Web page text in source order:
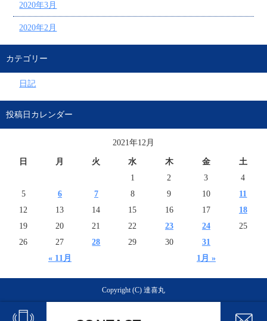
2020年3月
2020年2月
カテゴリー
日記
投稿日カレンダー
2021年12月
日 月 火 水 木 金 土
« 11月 1月 »
1 2 3
4
5
6 7 8 9 10
11
12
13 14 15 16 17
18
19
20 21 22 23 24
25
26
27 28 29 30 31
Copyright (C) 達喜丸